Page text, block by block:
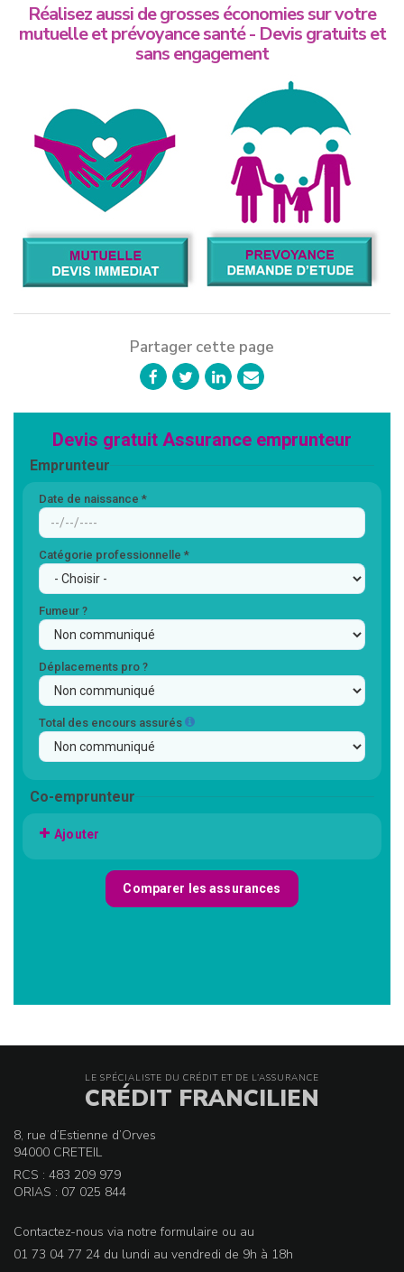
Réalisez aussi de grosses économies sur votre
mutuelle et prévoyance santé - Devis gratuits et
sans engagement
Partager cette page
LE SPÉCIALISTE DU CRÉDIT ET DE L’ASSURANCE
CRÉDIT FRANCILIEN
8, rue d’Estienne d’Orves
94000 CRETEIL
RCS : 483 209 979
ORIAS : 07 025 844
Contactez-nous via notre formulaire ou au
01 73 04 77 24 du lundi au vendredi de 9h à 18h